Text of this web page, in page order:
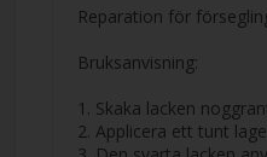
Reparation för
Bruksanvisning:
1. Skaka lacken
2. Applicera ett tunt